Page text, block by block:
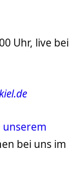
Uhr, live bei
unserem
bei uns im